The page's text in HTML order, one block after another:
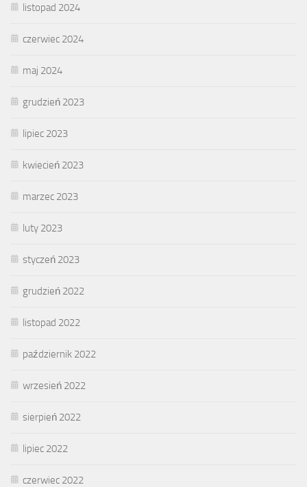
listopad 2024
czerwiec 2024
maj 2024
grudzień 2023
lipiec 2023
kwiecień 2023
marzec 2023
luty 2023
styczeń 2023
grudzień 2022
listopad 2022
październik 2022
wrzesień 2022
sierpień 2022
lipiec 2022
czerwiec 2022